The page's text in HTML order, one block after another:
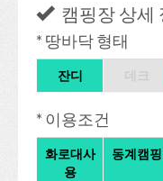
캠핑장 상세
* 땅바닥 형태
잔디
* 이용조건
화로대사
용
동계캠핑